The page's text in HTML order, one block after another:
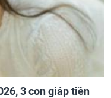
3 con giáp tiền